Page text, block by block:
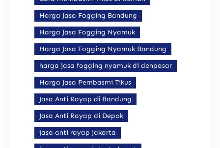
Harga Jasa Fogging Bandung
Harga Jasa Fogging Nyamuk
Harga Jasa Fogging Nyamuk Bandung
harga jasa fogging nyamuk di denpasar
Harga Jasa Pembasmi Tikus
Jasa Anti Rayap di Bandung
Jasa Anti Rayap di Depok
jasa anti rayap jakarta